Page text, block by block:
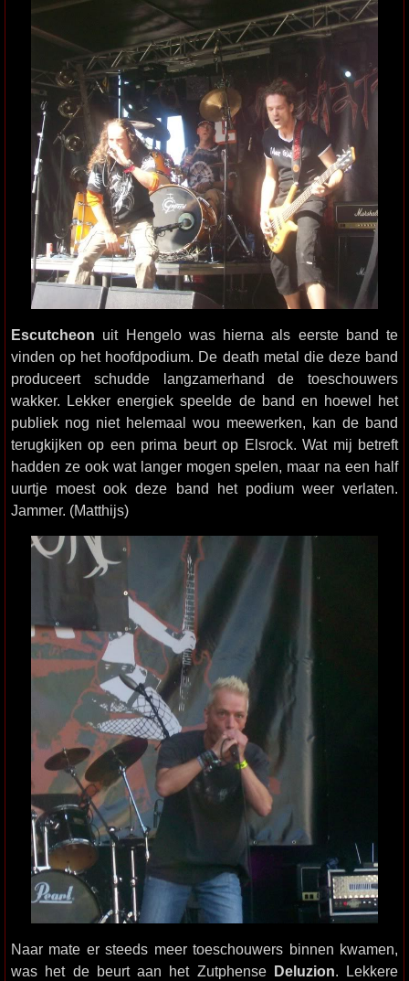
Escutcheon uit Hengelo was hierna als eerste band te
vinden op het hoofdpodium. De death metal die deze band
produceert schudde langzamerhand de toeschouwers
wakker. Lekker energiek speelde de band en hoewel het
publiek nog niet helemaal wou meewerken, kan de band
terugkijken op een prima beurt op Elsrock. Wat mij betreft
hadden ze ook wat langer mogen spelen, maar na een half
uurtje moest ook deze band het podium weer verlaten.
Jammer. (Matthijs)
Naar mate er steeds meer toeschouwers binnen kwamen,
was het de beurt aan het Zutphense
Deluzion. Lekkere